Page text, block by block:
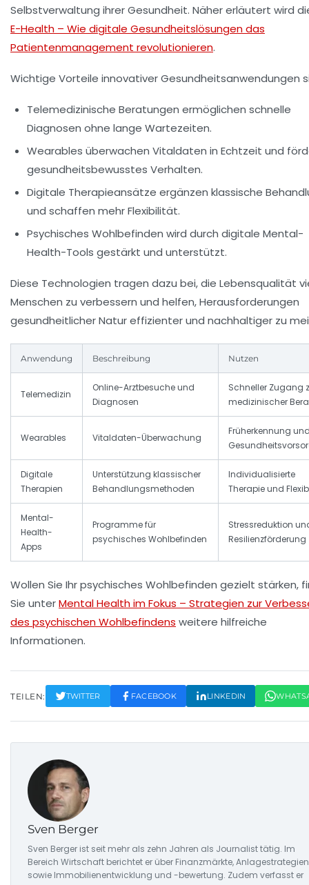
Selbstverwaltung ihrer Gesundheit. Näher erläutert wird
E-Health – Wie digitale Gesundheitslösungen das
Patientenmanagement revolutionieren.
Wichtige Vorteile innovativer Gesundheitsanwendungen
Telemedizinische Beratungen ermöglichen schnelle
Diagnosen ohne lange Wartezeiten.
Wearables überwachen Vitaldaten in Echtzeit und
gesundheitsbewusstes Verhalten.
Digitale Therapieansätze ergänzen klassische
und schaffen mehr Flexibilität.
Psychisches Wohlbefinden wird durch digitale Mental-
Health-Tools gestärkt und unterstützt.
Diese Technologien tragen dazu bei, die Lebensqualität
Menschen zu verbessern und helfen, Herausforderungen
gesundheitlicher Natur effizienter und nachhaltiger zu
Anwendung Beschreibung Nutzen
Telemedizin
Online-Arztbesuche und
Diagnosen
Schneller Zugang
medizinischer
Wearables Vitaldaten-Überwachung
Früherkennung
Digitale
Therapien
Unterstützung klassischer
Behandlungsmethoden
Individualisierte
Therapie und
Mental-
Health-
Apps
Programme für
psychisches Wohlbefinden
Stressreduktion
Resilienzförderung
Wollen Sie Ihr psychisches Wohlbefinden gezielt stärken,
Sie unterMental Health im Fokus – Strategien zur
des psychischen Wohlbefindens weitere hilfreiche
Informationen.
TEILEN: TWITTER FACEBOOK LINKEDIN
Sven Berger
Sven Berger ist seit mehr als zehn Jahren als Journalist tätig. Im
Bereich Wirtschaft berichtet er über Finanzmärkte, Anlagestrategien
sowie Immobilienentwicklung und -bewertung. Zudem verfasst er